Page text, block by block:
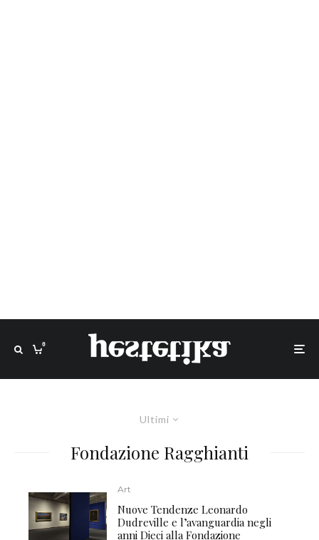
0
Ultimi
Fondazione Ragghianti
Art
Nuove Tendenze Leonardo
Dudreville e l’avanguardia negli
anni Dieci alla Fondazione